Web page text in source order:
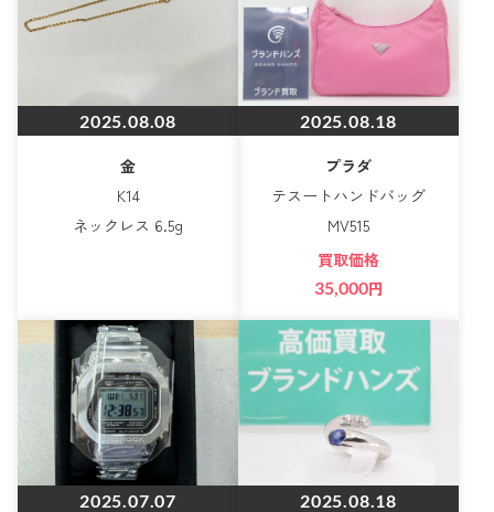
2025.08.08
金
K14
ネックレス 6.5g
2025.08.18
プラダ
テスートハンドバッグ
MV515
買取価格
35,000円
2025.07.07 2025.08.18